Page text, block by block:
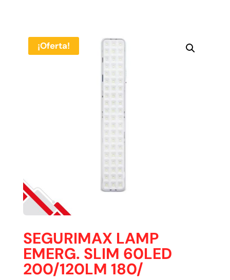
¡Oferta!
SEGURIMAX LAMP
EMERG. SLIM 60LED
200/120LM 180/